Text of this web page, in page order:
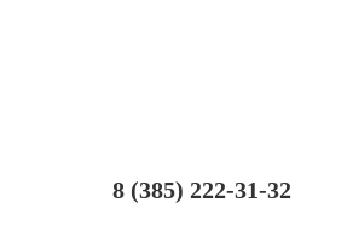
8 (385) 222-31-32